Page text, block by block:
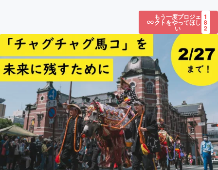
もう一度プロジェ
クトをやってほし
い
1
8
2